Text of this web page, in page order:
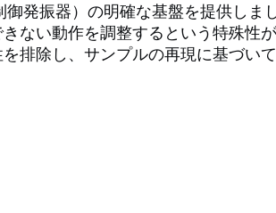
御発振器）の明確な基盤を提供し
ない動作を調整するという特殊性
排除し、サンプルの再現に基づいて